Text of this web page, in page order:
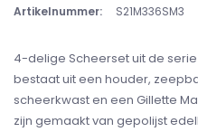
Artikelnummer: S21M336SM3
4-delige Scheerset uit de serie
bestaat uit een houder,
scheerkwast en een Gillette
zijn gemaakt van gepolijst